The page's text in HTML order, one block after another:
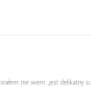
nie wiem ,jest delikatny